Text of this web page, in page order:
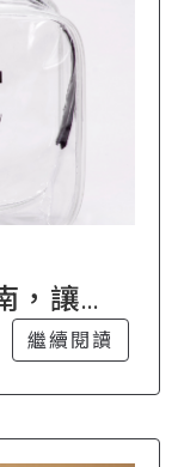
，讓你
繼續閱讀